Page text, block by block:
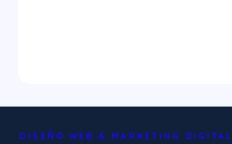
DISEÑO WEB & MARKETING DIGITAL